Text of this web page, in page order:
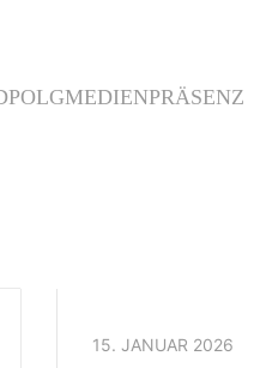
MEDIENPRÄSENZ
15. JANUAR 2026